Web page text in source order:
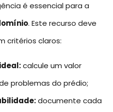
é essencial para a
. Este recurso deve
critérios claros:
calcule um valor
problemas do prédio;
documente cada